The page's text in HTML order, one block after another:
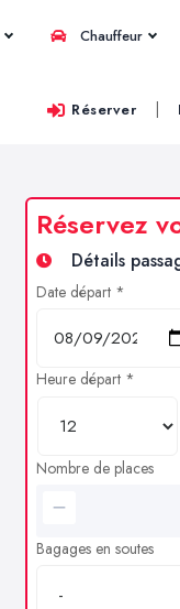
Chauffeur
Réserver |
Réservez
Détails
Date départ *
Heure départ *
Nombre de places
Bagages en soutes